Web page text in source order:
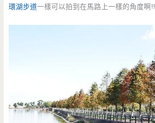
環湖步道一樣可以拍到在馬路上一樣的角度啊!!